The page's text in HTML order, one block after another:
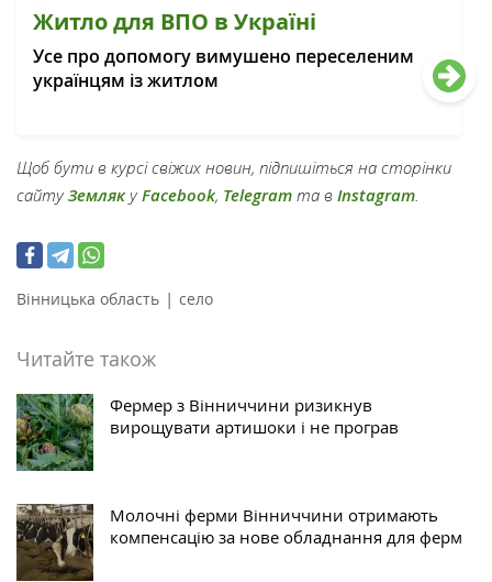
Житло для ВПО в Україні
Усе про допомогу вимушено переселеним
українцям із житлом
Щоб бути в курсі свіжих новин, підпишіться на сторінки
сайтуЗемлякуFacebook, Telegram та в Instagram.
Вінницька область | село
Читайте також
Фермер з Вінниччини ризикнув
вирощувати артишоки і не програв
Молочні ферми Вінниччини отримають
компенсацію за нове обладнання для ферм